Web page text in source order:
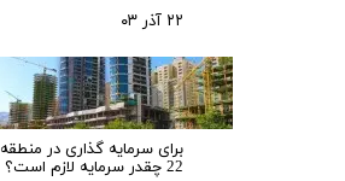
۲۲ آذر ۰۳
برای سرمایه‌ گذاری در منطقه
22 چقدر سرمایه لازم است؟